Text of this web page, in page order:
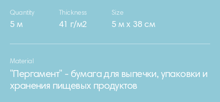
Quantity
5 м
Thickness
41 г/м2
Size
5 м х 38 см
Material
"Пергамент" - бумага для выпечки, упаковки и
хранения пищевых продуктов